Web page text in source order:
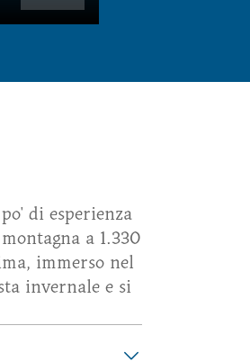
di esperienza
a 1.330
immerso nel
invernale e si